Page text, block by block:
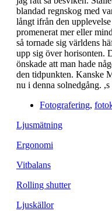
blandad regnskog med
långt ifrån den
promenerat mer eller
så tornade sig världens
upp sig över horisonten.
önskade att man hade
den tidpunkten. Kanske
nu i denna solnedgång. ,s
Fotografering,
Ljusmätning
Ergonomi
Vitbalans
Rolling shutter
Ljuskällor